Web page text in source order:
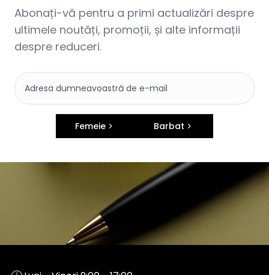
Abonați-vă pentru a primi actualizări despre
ultimele noutăți, promoții, și alte informații
despre reduceri.
Femeie Barbat